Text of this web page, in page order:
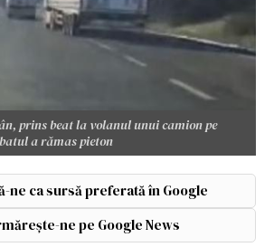
prins beat la volanul unui camion pe
a rămas pieton
ne ca sursă preferată în Google
ne pe Google News